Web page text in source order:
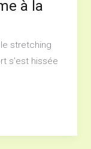
à la
stretching
s’est hissée